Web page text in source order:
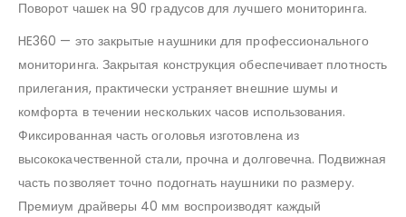
Поворот чашек на 90 градусов для лучшего мониторинга.
HE360 — это закрытые наушники для профессионального
мониторинга. Закрытая конструкция обеспечивает плотность
прилегания, практически устраняет внешние шумы и
комфорта в течении нескольких часов использования.
Фиксированная часть оголовья изготовлена из
высококачественной стали, прочна и долговечна. Подвижная
часть позволяет точно подогнать наушники по размеру.
Премиум драйверы 40 мм воспроизводят каждый